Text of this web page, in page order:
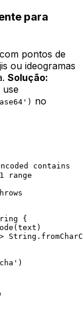
para
pontos de
ou ideogramas
Solução:
use
no
contains
range
{